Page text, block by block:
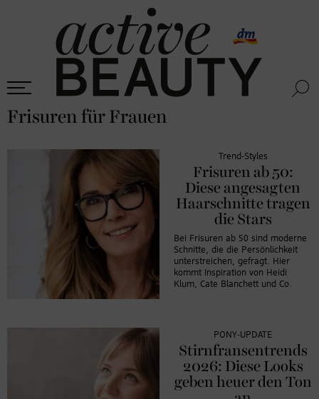
Frisuren für Frauen
Trend-Styles
Frisuren ab 50:
Diese angesagten
Haarschnitte tragen
die Stars
Bei Frisuren ab 50 sind moderne
Schnitte, die die Persönlichkeit
unterstreichen, gefragt. Hier
kommt Inspiration von Heidi
Klum, Cate Blanchett und Co.
PONY-UPDATE
Stirnfransentrends
2026: Diese Looks
geben heuer den Ton